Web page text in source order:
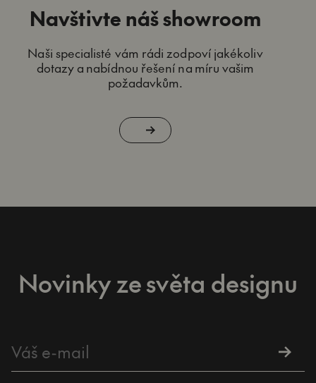
Navštivte náš showroom
Naši specialisté vám rádi zodpoví jakékoliv
dotazy a nabídnou řešení na míru vašim
požadavkům.
Novinky ze světa designu